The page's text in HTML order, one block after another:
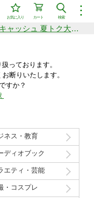
︙
検索
カート
お気に入り
リーズ
着セール中商品
格の高い順
間ランキング
総額50万円分が当たる！ビットキャッシュ 夏トク大感謝祭
っております。
断りいたします。
すか？
ネス・教育
ディオブック
エティ・芸能
・コスプレ